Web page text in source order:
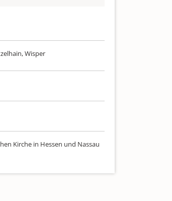
Wisper
Kirche in Hessen und Nassau